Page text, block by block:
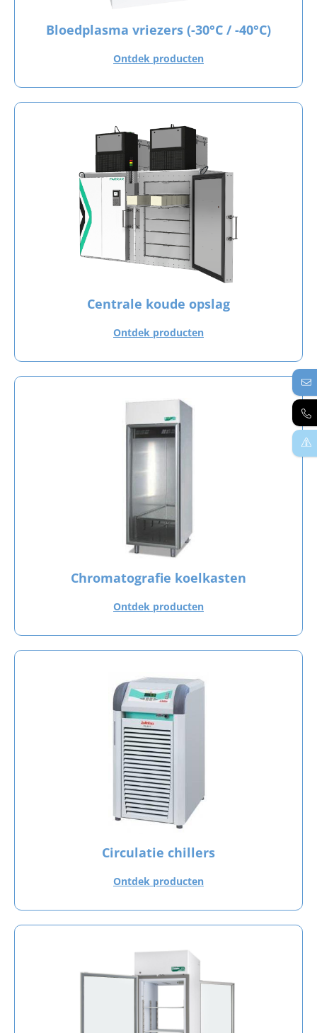
Bloedplasma vriezers (-30°C / -40°C)
Ontdek producten
Centrale koude opslag
Ontdek producten
Chromatografie koelkasten
Ontdek producten
Circulatie chillers
Ontdek producten